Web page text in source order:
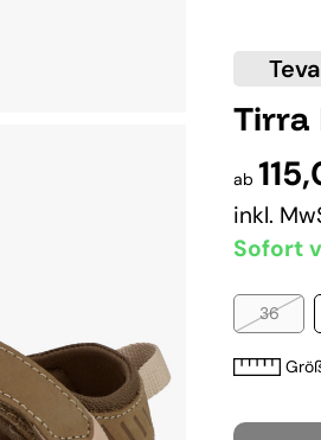
Teva
Tirra
ab
inkl.
Sofort
36